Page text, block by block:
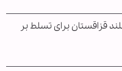
قزاقستان برای تسلط بر